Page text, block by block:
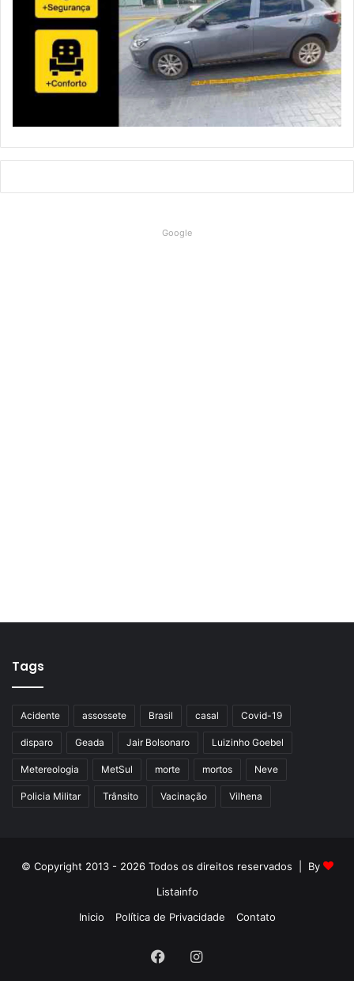
Google
Tags
Acidente assossete Brasil casal Covid-19
disparo Geada Jair Bolsonaro Luizinho Goebel
Metereologia MetSul morte mortos Neve
Policia Militar Trânsito Vacinação Vilhena
© Copyright 2013 - 2026 Todos os direitos reservados | By
Listainfo
Inicio
Política de Privacidade Contato
FacebookInstagram